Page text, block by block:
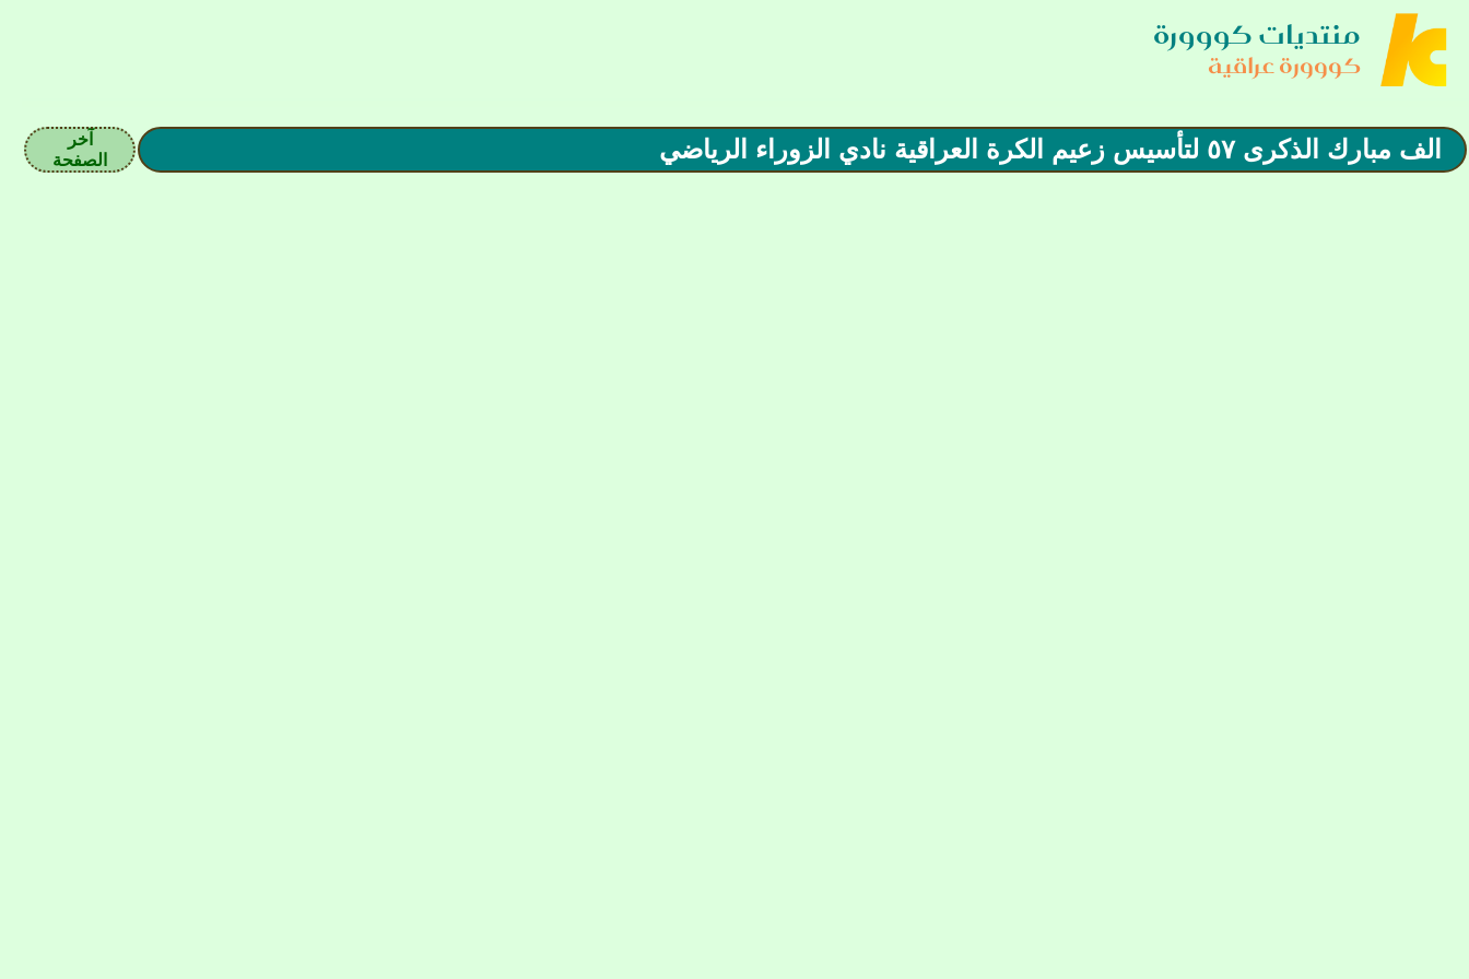
منتديات كووورة
كووورة عراقية
الف مبارك الذكرى ٥٧ لتأسيس زعيم الكرة العراقية نادي الزوراء الرياضي
آخر
الصفحة